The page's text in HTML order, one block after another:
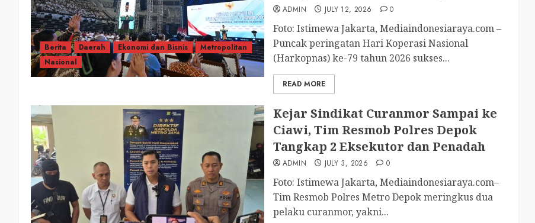
Berita Daerah Ekonomi dan Bisnis
Metropolitan
Nasional
ADMIN JULY 12, 2026 0
Foto: Istimewa Jakarta, Mediaindonesiaraya.com –
Puncak peringatan Hari Koperasi Nasional
(Harkopnas) ke-79 tahun 2026 sukses...
READ MORE
Kejar Sindikat Curanmor Sampai ke
Ciawi, Tim Resmob Polres Depok
Tangkap 2 Eksekutor dan Penadah
ADMIN JULY 3, 2026 0
Foto: Istimewa Jakarta, Mediaindonesiaraya.com–
Tim Resmob Polres Metro Depok meringkus dua
pelaku curanmor, yakni...